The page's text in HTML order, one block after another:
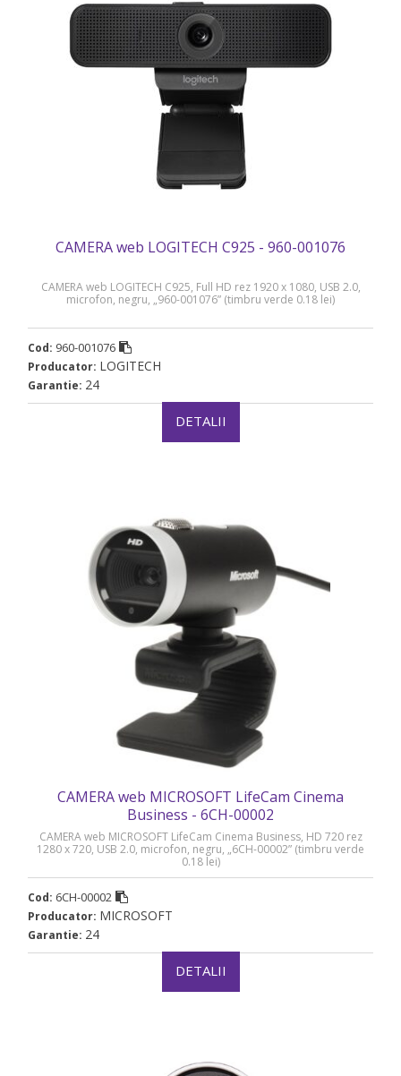
CAMERA web LOGITECH C925 - 960-001076
CAMERA web LOGITECH C925, Full HD rez 1920 x 1080, USB 2.0,
microfon, negru, „960-001076” (timbru verde 0.18 lei)
Cod: 960-001076
Producator: LOGITECH
Garantie: 24
DETALII
CAMERA web MICROSOFT LifeCam Cinema
Business - 6CH-00002
CAMERA web MICROSOFT LifeCam Cinema Business, HD 720 rez
1280 x 720, USB 2.0, microfon, negru, „6CH-00002” (timbru verde
0.18 lei)
Cod: 6CH-00002
Producator: MICROSOFT
Garantie: 24
DETALII